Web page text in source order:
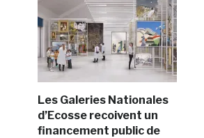
Les Galeries Nationales
d’Ecosse recoivent un
financement public de